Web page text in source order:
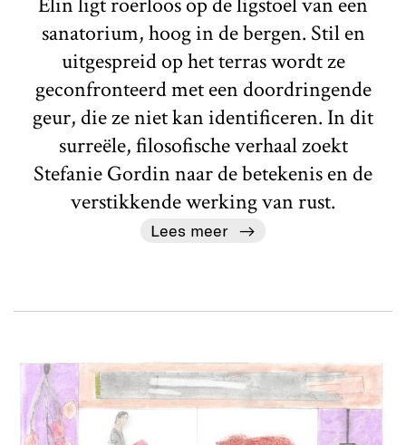
sanatorium, hoog in de bergen. Stil en
uitgespreid op het terras wordt ze
geconfronteerd met een doordringende
geur, die ze niet kan identificeren. In dit
surreële, filosofische verhaal zoekt
Stefanie Gordin naar de betekenis en de
verstikkende werking van rust.
Lees meer